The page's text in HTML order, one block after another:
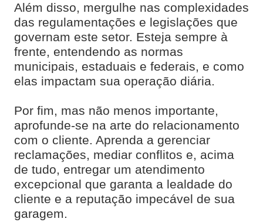
Além disso, mergulhe nas complexidades
das regulamentações e legislações que
governam este setor. Esteja sempre à
frente, entendendo as normas
municipais, estaduais e federais, e como
elas impactam sua operação diária.
Por fim, mas não menos importante,
aprofunde-se na arte do relacionamento
com o cliente. Aprenda a gerenciar
reclamações, mediar conflitos e, acima
de tudo, entregar um atendimento
excepcional que garanta a lealdade do
cliente e a reputação impecável de sua
garagem.